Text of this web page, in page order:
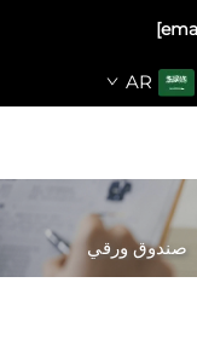
AR
صندوق ورقي